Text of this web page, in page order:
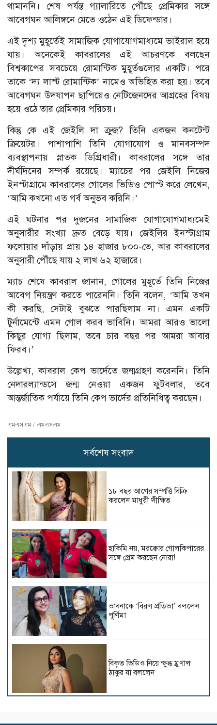
থামাননি। শেষ পর্যন্ত গ্যালারিতে পৌঁছে প্রেমিকার সঙ্গে
আবেগঘন আলিঙ্গনে মেতে ওঠেন এই ডিফেন্ডার।
এই দৃশ্য মুহূর্তেই সামাজিক যোগাযোগমাধ্যমে ভাইরাল হয়ে
যায়। অনেকেই কাবরালের এই আচরণকে বলছেন
বিশ্বকাপের সবচেয়ে রোমান্টিক মুহূর্তগুলোর একটি। পরে
তাকে ‘দ্য লাস্ট রোমান্টিক’ নামেও অভিহিত করা হয়। তবে
আবেগঘন উদযাপন ছাপিয়েও নেটিজেনদের আগ্রহের বিষয়
হয়ে ওঠে তার প্রেমিকার পরিচয়।
কিন্তু কে এই জেইলি দা ক্রুজ? তিনি একজন কনটেন্ট
ক্রিয়েটর। পাশাপাশি তিনি যোগাযোগ ও মানবসম্পদ
ব্যবস্থাপনায় স্নাতক ডিগ্রিধারী। কাবরালের সঙ্গে তার
দীর্ঘদিনের সম্পর্ক রয়েছে। ম্যাচের পর জেইলি নিজের
ইনস্টাগ্রামে কাবরালের গোলের ভিডিও পোস্ট করে লেখেন,
‘আমি কখনো এত গর্ব অনুভব করিনি।’
এই ঘটনার পর দুজনের সামাজিক যোগাযোগমাধ্যমেই
অনুসারীর সংখ্যা দ্রুত বেড়ে যায়। জেইলির ইনস্টাগ্রাম
ফলোয়ার দাঁড়ায় প্রায় ১৪ হাজার ৮০০-তে, আর কাবরালের
অনুসারী পৌঁছে যায় ২ লাখ ৬২ হাজারে।
ম্যাচ শেষে কাবরাল জানান, গোলের মুহূর্তে তিনি নিজের
আবেগ নিয়ন্ত্রণ করতে পারেননি। তিনি বলেন, ‘আমি তখন
কী করছি, সেটাই বুঝতে পারছিলাম না। এমন একটি
টুর্নামেন্টে এমন গোল করব ভাবিনি। আমরা আরও ভালো
কিছুর যোগ্য ছিলাম, তবে চার বছর পর আমরা আবার
ফিরব।’
উল্লেখ্য, কাবরাল কেপ ভার্দেতে জন্মগ্রহণ করেননি। তিনি
নেদারল্যান্ডসে জন্ম নেওয়া একজন ফুটবলার, তবে
আন্তর্জাতিক পর্যায়ে তিনি কেপ ভার্দের প্রতিনিধিত্ব করছেন।
এমএসএম / এমএসএম
সর্বশেষ সংবাদ
১৮ বছর আগের সম্পত্তি বিক্রি
করলেন মাধুরী দীক্ষিত
হাকিমি নয়, মরক্কোর গোলকিপারের
সঙ্গে প্রেম করছেন নোরা!
ভাবনাকে ‘বিরল প্রতিভা’ বললেন
পূর্ণিমা
বিকৃত ভিডিও নিয়ে ক্ষুব্ধ ম্রুণাল
ঠাকুর যা বললেন